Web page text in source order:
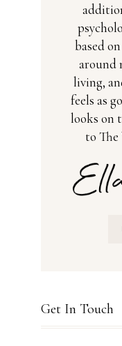
based
around
living,
feels as
looks on
to
Get In Touch